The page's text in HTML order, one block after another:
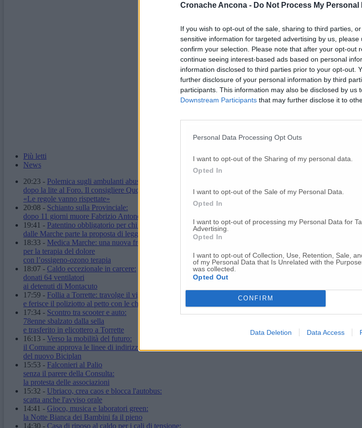
Cronache Ancona - Do Not Process My Personal
If you wish to opt-out of the sale, sharing to third parties,
sensitive information for targeted advertising by us,
confirm your selection. Please note that after your opt-out
continue seeing interest-based ads based on personal
information disclosed to third parties prior to your opt-out.
further disclosure of your personal information by third
participants. This information may also be disclosed by us
Downstream Participants that may further disclose it to
Personal Data Processing Opt Outs
I want to opt-out of the Sharing of my personal data.
Opted In
I want to opt-out of the Sale of my Personal Data.
Opted In
I want to opt-out of processing my Personal Data for
Advertising.
Opted In
I want to opt-out of Collection, Use, Retention, Sale,
of my Personal Data that Is Unrelated with the
was collected.
Opted Out
CONFIRM
Data Deletion Data Access
Per poter lasciare o votare un commento
Effettua l'accesso
Più letti
News
20:23 - Polemica sugli ambulanti abusivi
dopo la lite al Foro. Il consigliere Quqqass:
«Le regole vanno rispettate»
20:08 - Schianto sulla Provinciale:
dopo 11 giorni muore Fabrizio Antonelli
19:41 - Patentino obbligatorio per chi ha un cane:
dalle Marche parte la proposta di legge
18:33 - Medica Marche: una nuova frontiera
per la terapia del dolore
con l’ossigeno-ozono terapia
18:07 - Caldo eccezionale in carcere:
donati 64 ventilatori
ai detenuti di Montacuto
17:59 - Follia a Torrette: travolge il vigilante
e ferisce il poliziotto al petto con le chiavi
17:34 - Scontro tra scooter e auto:
78enne sbalzato dalla sella
e trasferito in elicottero a Torrette
16:13 - Verso la mobilità del futuro:
il Comune approva le linee di indirizzo
del nuovo Biciplan
15:53 - Falconieri al Palio
senza il parere della Consulta:
la protesta delle associazioni
15:32 - Ubriaco, crea caos e blocca l'autobus:
scatta anche l'avviso orale
14:41 - Gioco, musica e laboratori green:
la Notte Bianca dei Bambini fa il pieno
14:30 - Casa di riposo al caldo per i cali di tensione: